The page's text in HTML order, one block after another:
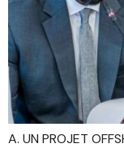
A. UN PROJET